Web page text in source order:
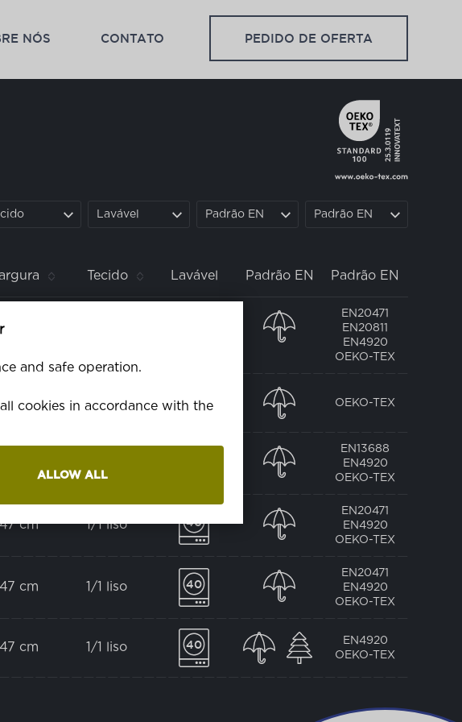
and safe operation.
cookies in accordance with the
ALLOW ALL
NÓS CONTATO PEDIDO DE OFERTA
Lavável Padrão EN Padrão EN
Tecido Lavável Padrão EN Padrão EN
cm
EN20471
EN20811
EN4920
OEKO-TEX
cm
cruzado
OEKO-TEX
cruzado
EN13688
EN4920
OEKO-TEX
cm 1/1 liso
EN20471
EN4920
OEKO-TEX
cm 1/1 liso
EN20471
EN4920
OEKO-TEX
cm 1/1 liso
EN4920
OEKO-TEX